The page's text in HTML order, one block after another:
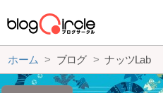
ホーム ブログ ナッツLab